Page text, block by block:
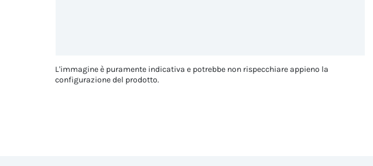
L'immagine è puramente indicativa e potrebbe non rispecchiare appieno la
configurazione del prodotto.